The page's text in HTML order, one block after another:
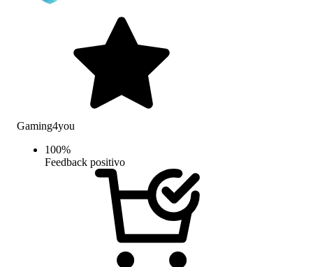
Gaming4you
100%
Feedback positivo